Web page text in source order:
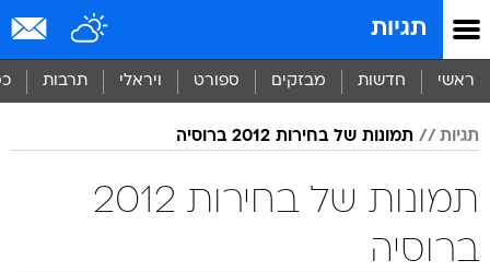
תגיות
ראשי חדשות מבזקים ספורט ויראלי תרבות
תגיות תמונות של בחירות 2012 ברוסיה
תמונות של בחירות 2012
ברוסיה